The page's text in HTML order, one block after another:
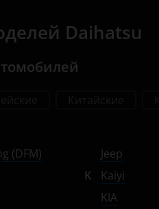
Daihatsu
(DFM)
Jeep
K
Kaiyi
KIA